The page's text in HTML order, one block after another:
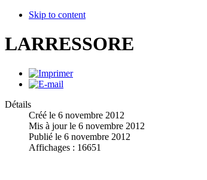
Skip to content
LARRESSORE
Détails
Créé le 6 novembre 2012
Mis à jour le 6 novembre 2012
Publié le 6 novembre 2012
Affichages : 16651